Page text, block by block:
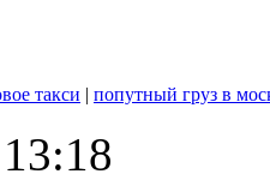
такси | попутный груз в